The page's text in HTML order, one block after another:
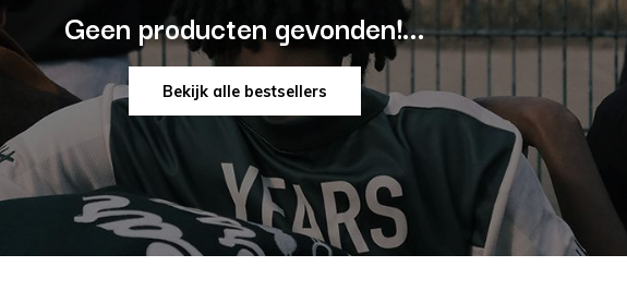
Geen producten gevonden!...
Bekijk alle bestsellers